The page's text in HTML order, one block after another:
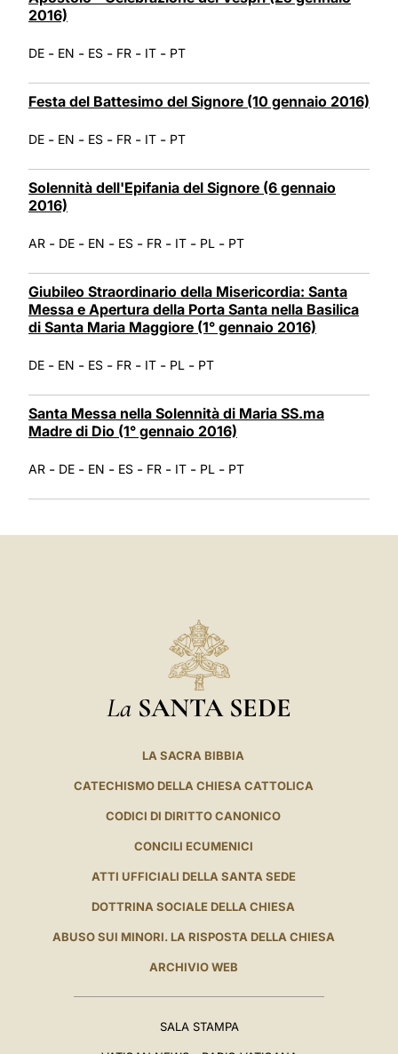
2016)
DE - EN - ES - FR - IT - PT
Festa del Battesimo del Signore (10 gennaio 2016)
DE - EN - ES - FR - IT - PT
Solennità dell'Epifania del Signore (6 gennaio
2016)
AR - DE - EN - ES - FR - IT - PL - PT
Giubileo Straordinario della Misericordia: Santa
Messa e Apertura della Porta Santa nella Basilica
di Santa Maria Maggiore (1° gennaio 2016)
DE - EN - ES - FR - IT - PL - PT
Santa Messa nella Solennità di Maria SS.ma
Madre di Dio (1° gennaio 2016)
AR - DE - EN - ES - FR - IT - PL - PT
La SANTA SEDE
LA SACRA BIBBIA
CATECHISMO DELLA CHIESA CATTOLICA
CODICI DI DIRITTO CANONICO
CONCILI ECUMENICI
ATTI UFFICIALI DELLA SANTA SEDE
DOTTRINA SOCIALE DELLA CHIESA
ABUSO SUI MINORI. LA RISPOSTA DELLA CHIESA
ARCHIVIO WEB
SALA STAMPA